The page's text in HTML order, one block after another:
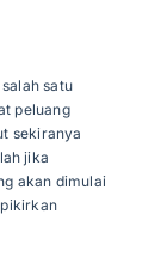
satu
peluang
sekiranya
jika
akan dimulai